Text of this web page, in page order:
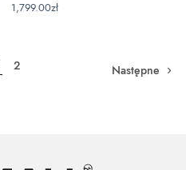
1,799.00zł
2 Następne